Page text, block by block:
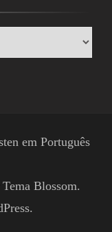
em Português
Tema Blossom.
.